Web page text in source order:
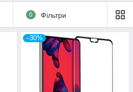
0 Фільтри
–30%